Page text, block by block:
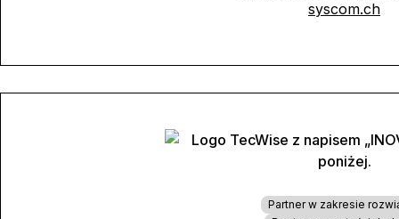
syscom.ch
Partner w zakresie